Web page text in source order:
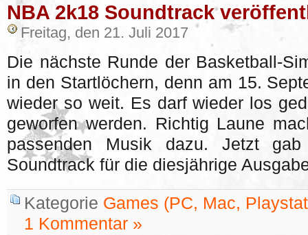
NBA 2k18 Soundtrack
Freitag, den 21. Juli 2017
Die nächste Runde der Basketball-
in den Startlöchern, denn am 15.
wieder so weit. Es darf wieder los
geworfen werden. Richtig Laune
passenden Musik dazu. Jetzt
Soundtrack für die diesjährige
Kategorie Games (PC, Mac,
1 Kommentar »